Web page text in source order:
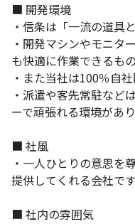
■ 開発環境
・信条は「一流の道具
・開発マシンやモニタ
も快適に作業できるも
・また当社は100％自
・派遣や客先常駐など
ーで頑張れる環境があ
■ 社風
・一人ひとりの意思を
提供してくれる会社です
■ 社内の雰囲気